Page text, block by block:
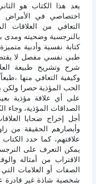
يعد هذا الكتاب هو
اختصاصي في الأمراض
التعافي من العلاقات
بالنرجسية وضحيته ومدى
كتابة نفسية وأدبية
طبي نفسي مفصل لا
شرح وتشريح طبيعة
وكيفية التعافي منها
الحب المؤذية حصرا ولكن
على أي علاقة مؤذية
الصداقات المؤذية، وجاء
أجل إخراج ضحايا
وأبصارهم الحقيقة من
علاقتهم، كما حدد
يمكن التعرف على
الاقتراب من أمثاله
الصفات أو العلامات
شخصية شاذة غير